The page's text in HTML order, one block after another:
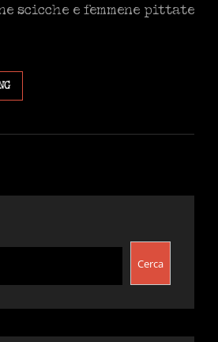
scicche e femmene pittate
UN
TEMPO
QUESTO
Cerca